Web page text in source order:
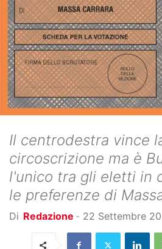
Il centrodestra vince
circoscrizione ma è
l'unico tra gli eletti in
le preferenze di
Di Redazione - 22 Settembre